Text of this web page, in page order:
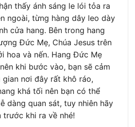
thấy ánh sáng le lói tỏa ra
ngoài, từng hàng dây leo dày
cửa hang. Bên trong hang
Đức Mẹ, Chúa Jesus trên
hoa và nến. Hang Đức Mẹ
khi bước vào, bạn sẽ cảm
gian nơi đây rất khô ráo,
khá tối nên bạn có thể
dàng quan sát, tuy nhiên hãy
khi ra về nhé!